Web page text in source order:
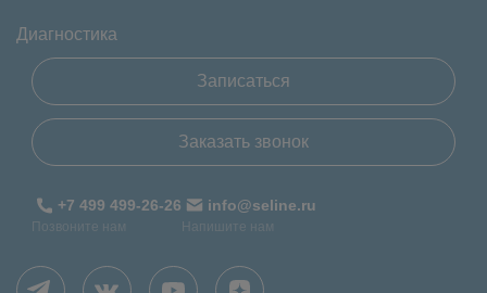
Диагностика
Записаться
Заказать звонок
+7 499 499-26-26
Позвоните нам
info@seline.ru
Напишите нам